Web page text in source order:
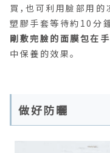
買，也可利用臉部用
塑膠手套等待約10分
剛敷完臉的面膜包在
中保養的效果。
做好防曬